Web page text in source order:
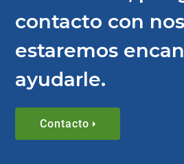
contacto con
estaremos
ayudarle.
Contacto